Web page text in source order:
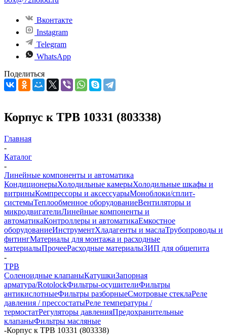
Вконтакте
Instagram
Telegram
WhatsApp
Поделиться
Корпус к ТРВ 10331 (803338)
Главная
-
Каталог
-
Линейные компоненты и автоматика
КондиционерыХолодильные камерыХолодильные шкафы и
витриныКомпрессоры и аксессуарыМоноблоки/сплит-
системыТеплообменное оборудованиеВентиляторы и
микродвигателиЛинейные компоненты и
автоматикаКонтроллеры и автоматикаЕмкостное
оборудованиеИнструментХладагенты и маслаТрубопроводы и
фитингМатериалы для монтажа и расходные
материалыПрочееРасходные материалыЗИП для общепита
-
ТРВ
Соленоидные клапаныКатушкиЗапорная
арматура/RotolockФильтры-осушителиФильтры
антикислотныеФильтры разборныеСмотровые стеклаРеле
давления / прессостатыРеле температуры /
термостатРегуляторы давленияПредохранительные
клапаныФильтры масляные
-Корпус к ТРВ 10331 (803338)